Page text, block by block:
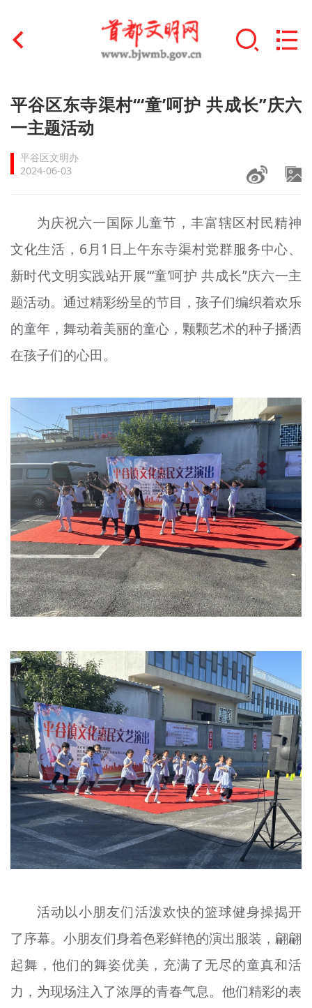
首页
文明创建
文明实践
未成年人思想道德建设
榜样人物
+
身边好人
文明评论
北京宣传文化引导基金
宣传思想文化人才
专题
资料库
+
平谷区东寺渠村“‘童’呵护 共成长”庆六
一主题活动
平谷区文明办
2024-06-03
为庆祝六一国际儿童节，丰富辖区村民精神
文化生活，6月1日上午东寺渠村党群服务中心、
新时代文明实践站开展“‘童’呵护 共成长”庆六一主
题活动。通过精彩纷呈的节目，孩子们编织着欢乐
的童年，舞动着美丽的童心，颗颗艺术的种子播洒
在孩子们的心田。
活动以小朋友们活泼欢快的篮球健身操揭开
了序幕。小朋友们身着色彩鲜艳的演出服装，翩翩
起舞，他们的舞姿优美，充满了无尽的童真和活
力，为现场注入了浓厚的青春气息。他们精彩的表